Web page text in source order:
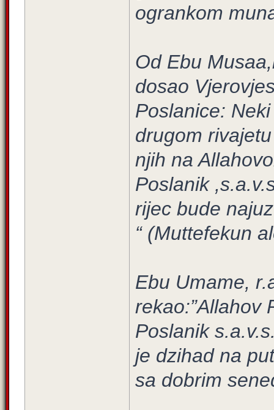
ogrankom
Od Ebu
dosao
Poslanice:
drugom
njih na
Poslanik
rijec bude
“ (Muttefekun
Ebu Umame,
rekao:”Allahov
Poslanik
je dzihad na
sa dobrim